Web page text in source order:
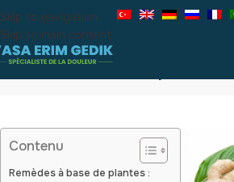
Skip to navigation
Skip to main content
Contenu
Remèdes à base de plantes :